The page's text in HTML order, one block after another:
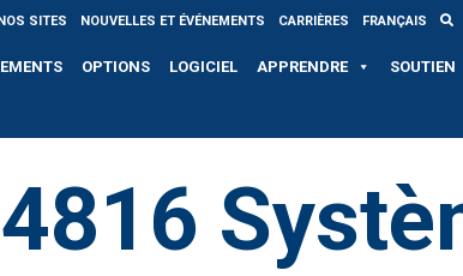
SITES NOUVELLES ET ÉVÉNEMENTS CARRIÈRES FRANÇAIS
OPTIONS LOGICIEL APPRENDRE SOUTIEN